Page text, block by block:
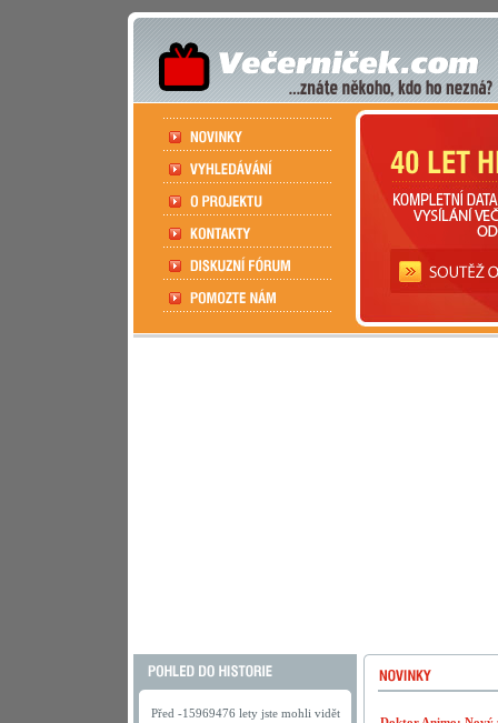
Před -15969476 lety jste mohli vidět